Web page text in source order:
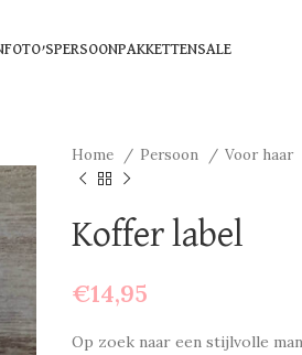
FOTO’SPERSOONPAKKETTENSALE
Home Persoon Voor haar
Koffer label
€14,95
Op zoek naar een stijlvolle